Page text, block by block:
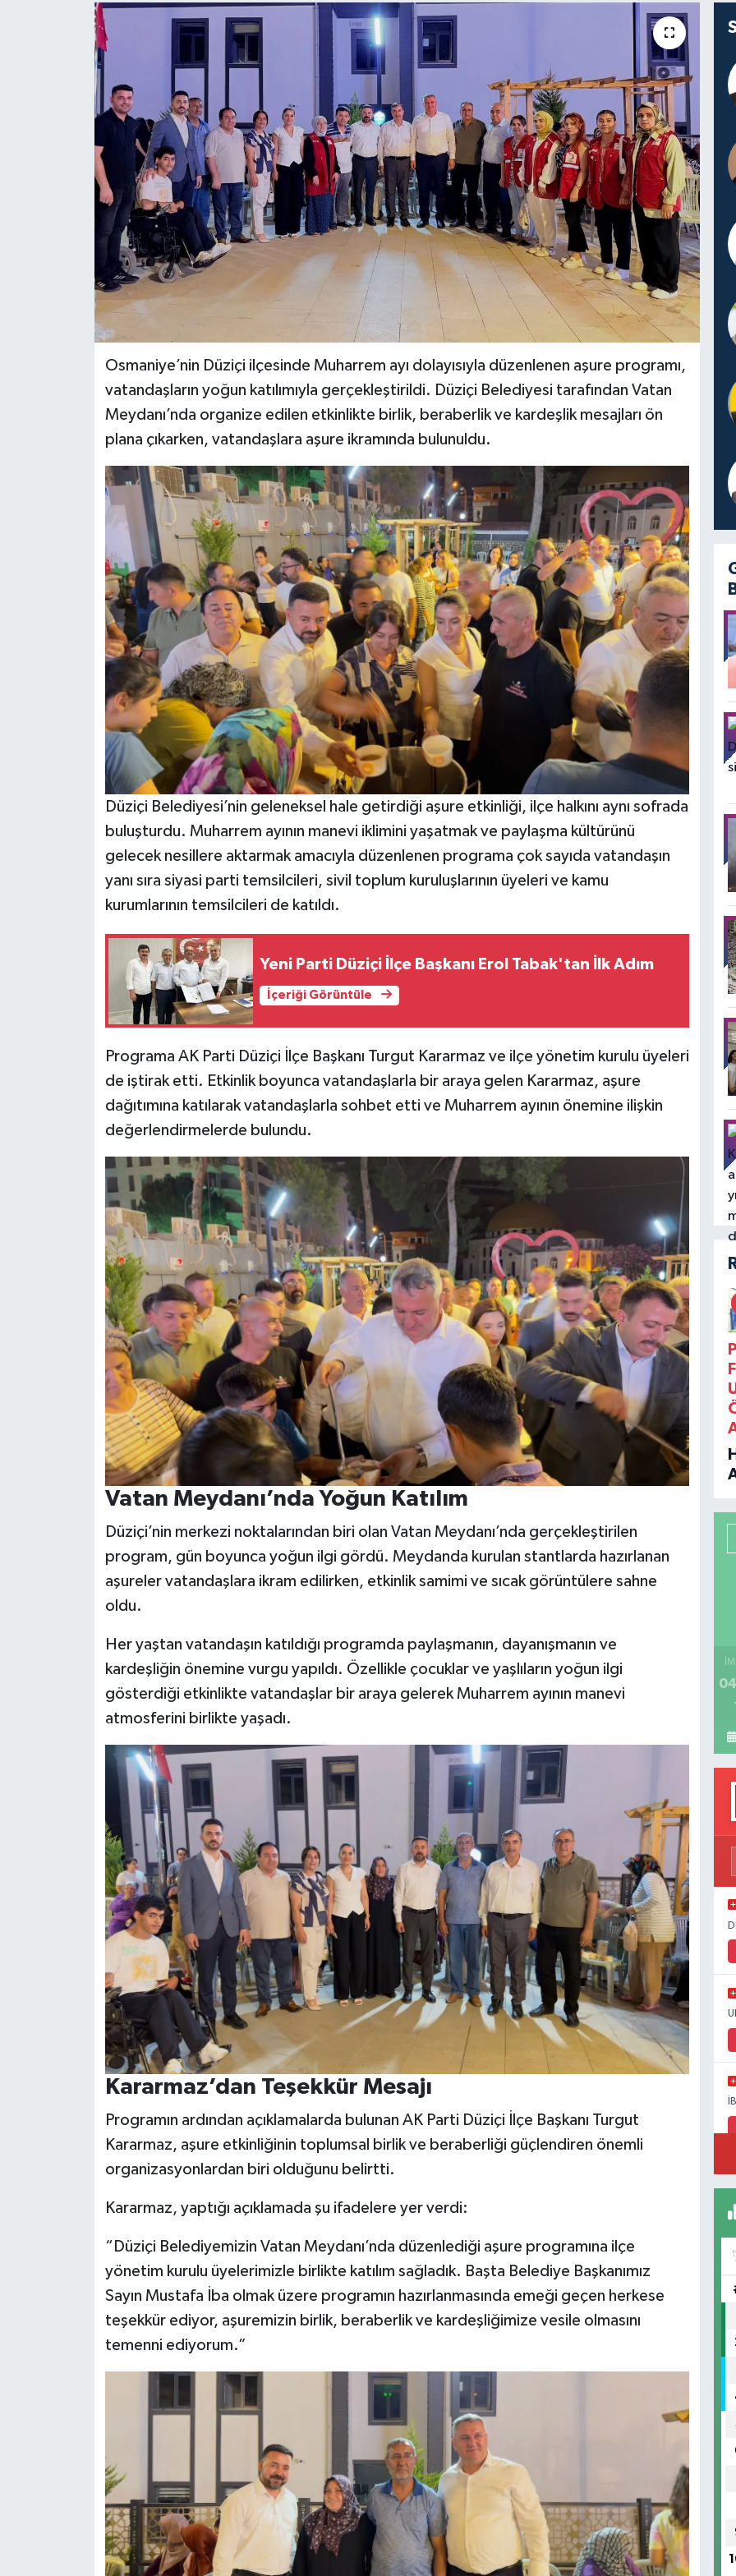
Osmaniye’nin Düziçi ilçesinde Muharrem ayı dolayısıyla düzenlenen aşure programı,
vatandaşların yoğun katılımıyla gerçekleştirildi. Düziçi Belediyesi tarafından Vatan
Meydanı’nda organize edilen etkinlikte birlik, beraberlik ve kardeşlik mesajları ön
plana çıkarken, vatandaşlara aşure ikramında bulunuldu.
Düziçi Belediyesi’nin geleneksel hale getirdiği aşure etkinliği, ilçe halkını aynı sofrada
buluşturdu. Muharrem ayının manevi iklimini yaşatmak ve paylaşma kültürünü
gelecek nesillere aktarmak amacıyla düzenlenen programa çok sayıda vatandaşın
yanı sıra siyasi parti temsilcileri, sivil toplum kuruluşlarının üyeleri ve kamu
kurumlarının temsilcileri de katıldı.
Yeni Parti Düziçi İlçe Başkanı Erol Tabak'tan İlk Adım
İçeriği Görüntüle
Programa AK Parti Düziçi İlçe Başkanı Turgut Kararmaz ve ilçe yönetim kurulu üyeleri
de iştirak etti. Etkinlik boyunca vatandaşlarla bir araya gelen Kararmaz, aşure
dağıtımına katılarak vatandaşlarla sohbet etti ve Muharrem ayının önemine ilişkin
değerlendirmelerde bulundu.
Vatan Meydanı’nda Yoğun Katılım
Düziçi’nin merkezi noktalarından biri olan Vatan Meydanı’nda gerçekleştirilen
program, gün boyunca yoğun ilgi gördü. Meydanda kurulan stantlarda hazırlanan
aşureler vatandaşlara ikram edilirken, etkinlik samimi ve sıcak görüntülere sahne
oldu.
Her yaştan vatandaşın katıldığı programda paylaşmanın, dayanışmanın ve
kardeşliğin önemine vurgu yapıldı. Özellikle çocuklar ve yaşlıların yoğun ilgi
gösterdiği etkinlikte vatandaşlar bir araya gelerek Muharrem ayının manevi
atmosferini birlikte yaşadı.
Kararmaz’dan Teşekkür Mesajı
Programın ardından açıklamalarda bulunan AK Parti Düziçi İlçe Başkanı Turgut
Kararmaz, aşure etkinliğinin toplumsal birlik ve beraberliği güçlendiren önemli
organizasyonlardan biri olduğunu belirtti.
Kararmaz, yaptığı açıklamada şu ifadelere yer verdi:
“Düziçi Belediyemizin Vatan Meydanı’nda düzenlediği aşure programına ilçe
yönetim kurulu üyelerimizle birlikte katılım sağladık. Başta Belediye Başkanımız
Sayın Mustafa İba olmak üzere programın hazırlanmasında emeği geçen herkese
teşekkür ediyor, aşuremizin birlik, beraberlik ve kardeşliğimize vesile olmasını
temenni ediyorum.”